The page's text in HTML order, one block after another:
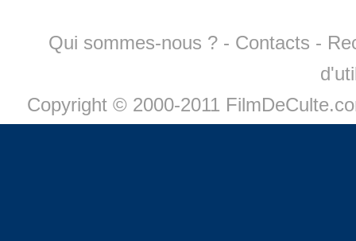
Qui sommes-nous ? - Contacts -
Copyright © 2000-2011